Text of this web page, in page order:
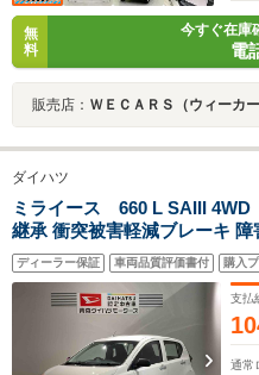
無
料
今すぐ在庫
電
販売店： ＷＥＣＡＲＳ（ウィーカ
ダイハツ
ミライース 660 L SAIII
継承 衝突被害軽減ブレーキ
間違い防止装置
ディーラー保証 車両品質評価書付 購入
支払
通常